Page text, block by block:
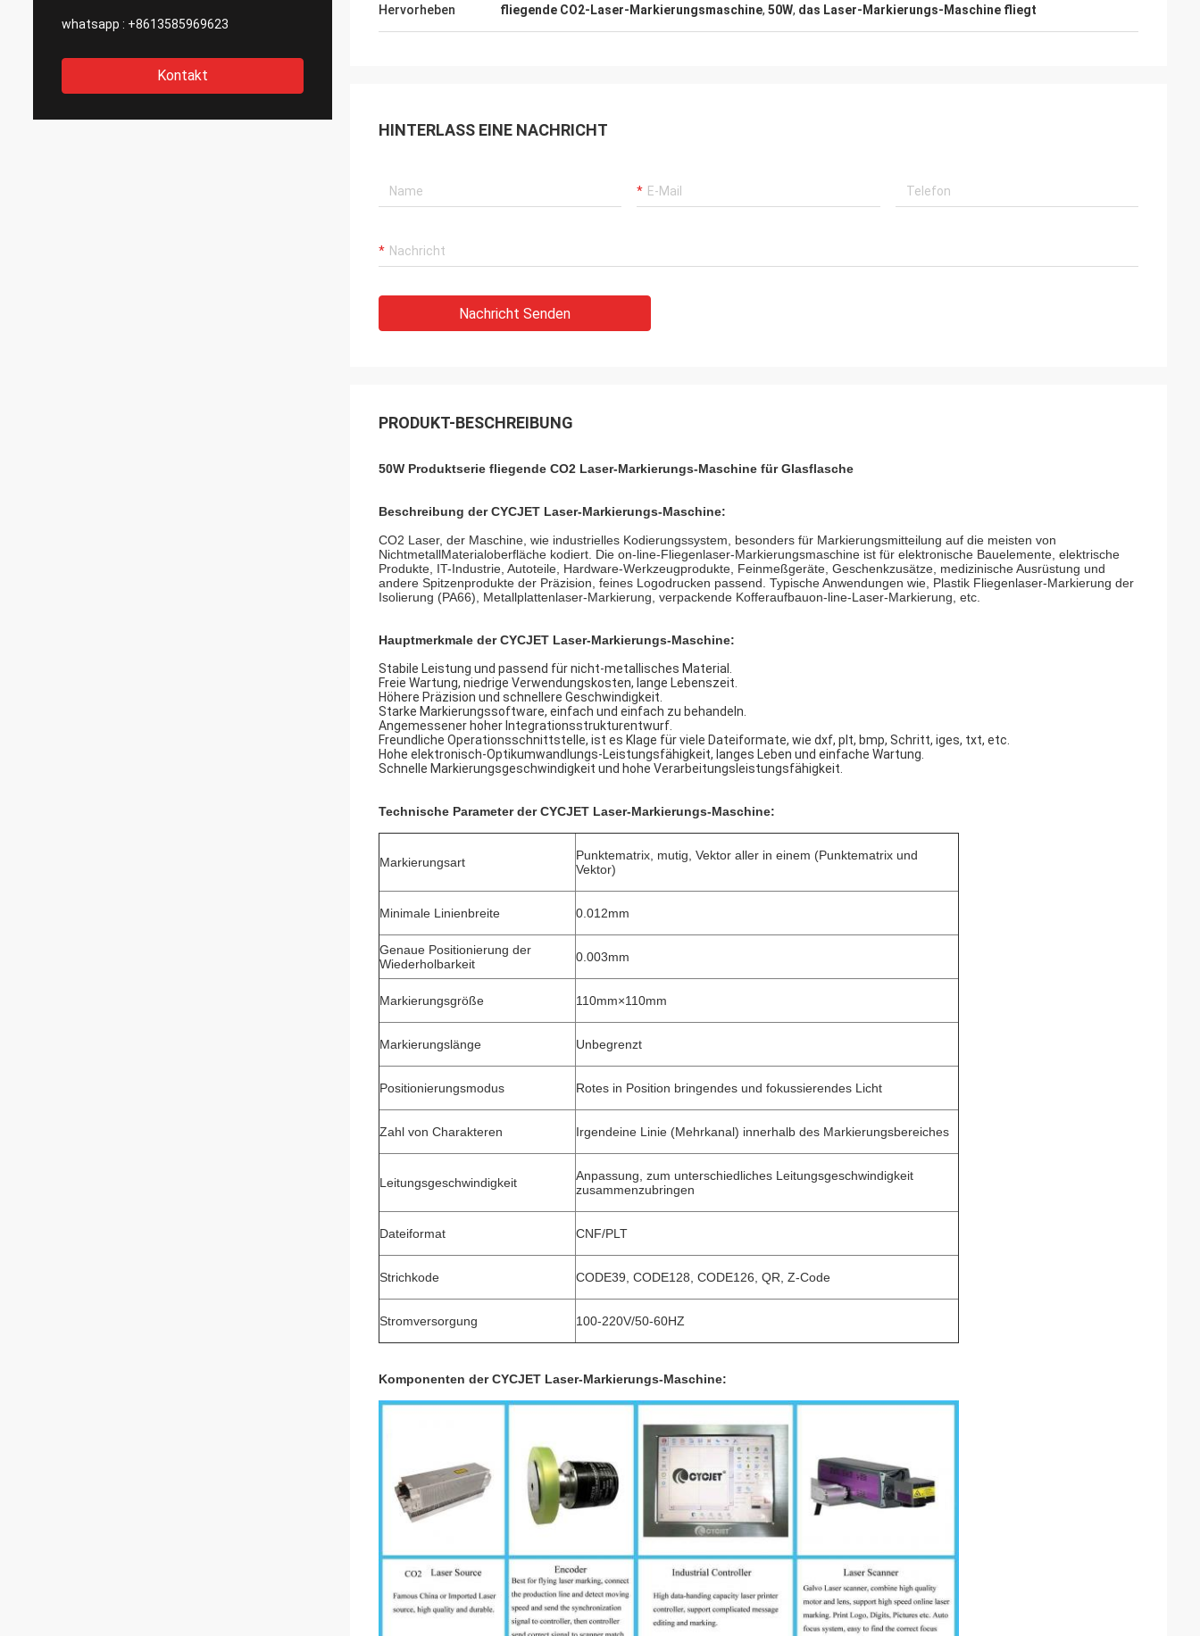
whatsapp : +8613585969623
Kontakt
Hervorheben fliegende CO2-Laser-Markierungsmaschine, 50W, das Laser-Markierungs-Maschine fliegt
HINTERLASS EINE NACHRICHT
Nachricht Senden
PRODUKT-BESCHREIBUNG
50W Produktserie fliegende CO2 Laser-Markierungs-Maschine für Glasflasche
Beschreibung der CYCJET Laser-Markierungs-Maschine:
CO2 Laser, der Maschine, wie industrielles Kodierungssystem, besonders für Markierungsmitteilung auf die meisten von
NichtmetallMaterialoberfläche kodiert. Die on-line-Fliegenlaser-Markierungsmaschine ist für elektronische Bauelemente, elektrische
Produkte, IT-Industrie, Autoteile, Hardware-Werkzeugprodukte, Feinmeßgeräte, Geschenkzusätze, medizinische Ausrüstung und
andere Spitzenprodukte der Präzision, feines Logodrucken passend. Typische Anwendungen wie, Plastik Fliegenlaser-Markierung der
Isolierung (PA66), Metallplattenlaser-Markierung, verpackende Kofferaufbauon-line-Laser-Markierung, etc.
Hauptmerkmale der CYCJET Laser-Markierungs-Maschine:
Stabile Leistung und passend für nicht-metallisches Material.
Freie Wartung, niedrige Verwendungskosten, lange Lebenszeit.
Höhere Präzision und schnellere Geschwindigkeit.
Starke Markierungssoftware, einfach und einfach zu behandeln.
Angemessener hoher Integrationsstrukturentwurf.
Freundliche Operationsschnittstelle, ist es Klage für viele Dateiformate, wie dxf, plt, bmp, Schritt, iges, txt, etc.
Hohe elektronisch-Optikumwandlungs-Leistungsfähigkeit, langes Leben und einfache Wartung.
Schnelle Markierungsgeschwindigkeit und hohe Verarbeitungsleistungsfähigkeit.
Technische Parameter der CYCJET Laser-Markierungs-Maschine:
Markierungsart
Punktematrix, mutig, Vektor aller in einem (Punktematrix und
Vektor)
Minimale Linienbreite 0.012mm
Genaue Positionierung der
Wiederholbarkeit
0.003mm
Markierungsgröße 110mm×110mm
Markierungslänge Unbegrenzt
Positionierungsmodus Rotes in Position bringendes und fokussierendes Licht
Zahl von Charakteren Irgendeine Linie (Mehrkanal) innerhalb des Markierungsbereiches
Leitungsgeschwindigkeit
Anpassung, zum unterschiedliches Leitungsgeschwindigkeit
zusammenzubringen
Dateiformat CNF/PLT
Strichkode CODE39, CODE128, CODE126, QR, Z-Code
Stromversorgung 100-220V/50-60HZ
Komponenten der CYCJET Laser-Markierungs-Maschine: